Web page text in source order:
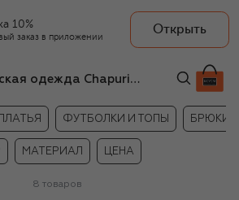
10%
заказ в приложении
Открыть
Женская одежда Chapurin серого цвета
ПЛАТЬЯ ФУТБОЛКИ И ТОПЫ БРЮКИ
МАТЕРИАЛ ЦЕНА
8 товаров